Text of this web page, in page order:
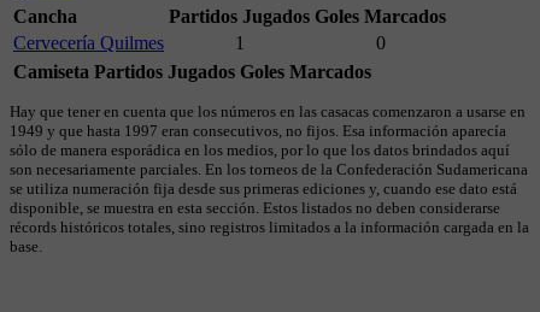
Cancha
Partidos Jugados Goles Marcados
Cervecería Quilmes
1
0
Camiseta Partidos Jugados Goles Marcados
Hay que tener en cuenta que los números en las casacas comenzaron a usarse en
1949 y que hasta 1997 eran consecutivos, no fijos. Esa información aparecía
sólo de manera esporádica en los medios, por lo que los datos brindados aquí
son necesariamente parciales. En los torneos de la Confederación Sudamericana
se utiliza numeración fija desde sus primeras ediciones y, cuando ese dato está
disponible, se muestra en esta sección. Estos listados no deben considerarse
récords históricos totales, sino registros limitados a la información cargada en la
base.